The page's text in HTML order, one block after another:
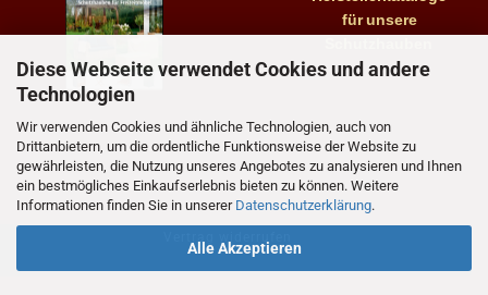
Diese Webseite verwendet Cookies und andere
Technologien
Wir verwenden Cookies und ähnliche Technologien, auch von
Drittanbietern, um die ordentliche Funktionsweise der Website zu
gewährleisten, die Nutzung unseres Angebotes zu analysieren und Ihnen
ein bestmögliches Einkaufserlebnis bieten zu können. Weitere
Informationen finden Sie in unserer Datenschutzerklärung.
Alle Akzeptieren
fürunsere